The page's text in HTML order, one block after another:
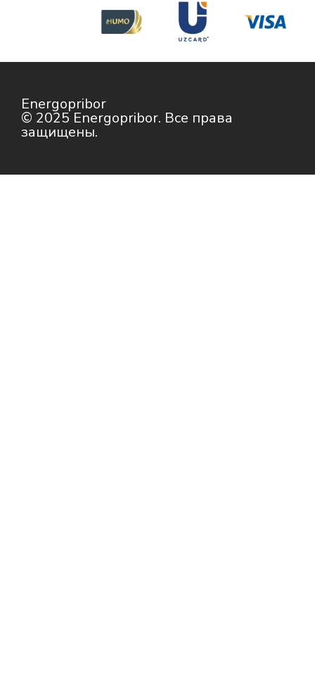
Energopribor
© 2025 Energopribor. Все права
защищены.